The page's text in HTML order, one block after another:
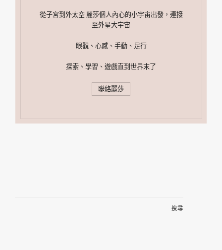
從子宮到外太空 麗莎個人內心的小宇宙出發，連接
至外星大宇宙
眼觀、心感、手動、足行
探索、學習、遊戲直到世界末了
聯絡麗莎